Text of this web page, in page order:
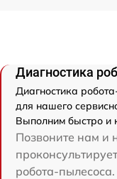
Диагностика
Диагностика
для нашего
Выполним быстро и
Позвоните нам и
робота-